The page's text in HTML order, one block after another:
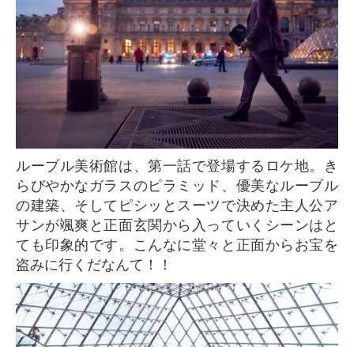
ルーブル美術館は、第一話で登場するロケ地。き
らびやかなガラスのピラミッド、優美なルーブル
の建築、そしてピシッとスーツで決めた主人公ア
サンが颯爽と正面玄関から入っていくシーンはと
ても印象的です。こんなに堂々と正面からお宝を
盗みに行くだなんて！！